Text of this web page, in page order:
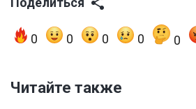
0 0 0 0 0
Читайте также